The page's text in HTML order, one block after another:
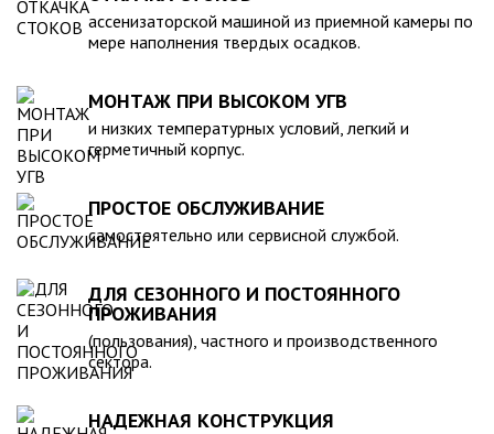
компанией, произведена в полном соответствии с
действующими стандартами и полностью безопасна в
экологическом отношении.
ассенизаторской машиной из приемной камеры по
мере наполнения твердых осадков.
МОНТАЖ ПРИ ВЫСОКОМ УГВ
и низких температурных условий, легкий и
герметичный корпус.
ПРОСТОЕ ОБСЛУЖИВАНИЕ
самостоятельно или сервисной службой.
ДЛЯ СЕЗОННОГО И ПОСТОЯННОГО
ПРОЖИВАНИЯ
(пользования), частного и производственного
сектора.
НАДЕЖНАЯ КОНСТРУКЦИЯ